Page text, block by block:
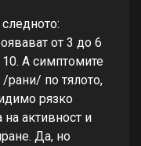
от 3 до 6
А симптомите
рани/ по тялото,
рязко
на активност и
Да, но